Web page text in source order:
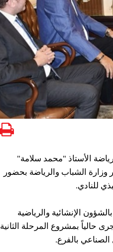
الأستاذ "محمد سلامة"
وزارة الشباب والرياضة بحضور
للنادي.
الإنشائية والرياضية
حالياً بمشروع المرحلة الثانية
بالفرع.